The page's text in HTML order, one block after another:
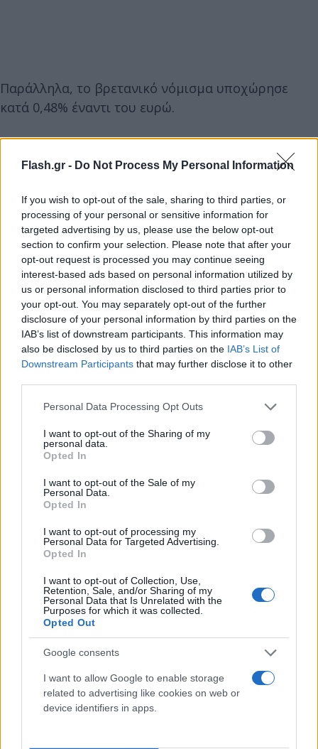
Flash.gr - Do Not Process My Personal Information
If you wish to opt-out of the sale, sharing to third parties, or
processing of your personal or sensitive information for
targeted advertising by us, please use the below opt-out
section to confirm your selection. Please note that after your
opt-out request is processed you may continue seeing
interest-based ads based on personal information utilized by
us or personal information disclosed to third parties prior to
your opt-out. You may separately opt-out of the further
disclosure of your personal information by third parties on the
IAB’s list of downstream participants. This information may
also be disclosed by us to third parties on the IAB’s List of
Downstream Participants that may further disclose it to other
Please note that this website/app uses one or more Google
not limited to your visit or usage behaviour. You may click to
grant or deny consent to Google and its third-party tags to
use your data for below specified purposes in below Google
consent section.
Personal Data Processing Opt Outs
I want to opt-out of the Sharing of my
personal data.
Opted In
I want to opt-out of the Sale of my
Personal Data.
Opted In
I want to opt-out of processing my
Personal Data for Targeted Advertising.
Opted In
I want to opt-out of Collection, Use,
Retention, Sale, and/or Sharing of my
Personal Data that Is Unrelated with the
Purposes for which it was collected.
Opted Out
Google consents
I want to allow Google to enable storage
related to advertising like cookies on web or
device identifiers in apps.
Παράλληλα, το βρετανικό νόμισμα υποχώρησε
κατά 0,48% έναντι του ευρώ.
άνοδος των λιανικών πωλήσεων τον Ιούλιο στο
Ηνωμένο Βασίλειο δεν κατάφερε να στηρίξει τη
στερλίνα, καθώς ο αυξανόμενος πληθωρισμός στη
Βρετανία και οι κίνδυνοι ύφεσης εξακολουθούν να
προκαλούν ανησυχία στις αγορές.